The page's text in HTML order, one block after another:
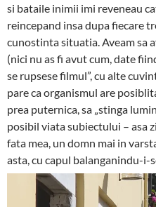
si bataile inimii imi reveneau
reincepand insa dupa fiecare
cunostinta situatia. Aveam sa
(nici nu as fi avut cum, date
se rupsese filmul”, cu alte
pare ca organismul are
prea puternica, sa „stinga
posibil viata subiectului – asa
fata mea, un domn mai in
asta, cu capul balanganindu-i-